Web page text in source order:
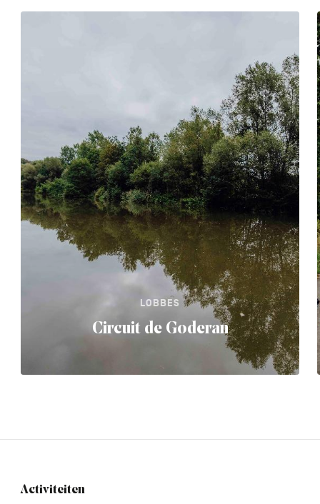
LOBBES
Circuit de Goderan
Navigation
Activiteiten